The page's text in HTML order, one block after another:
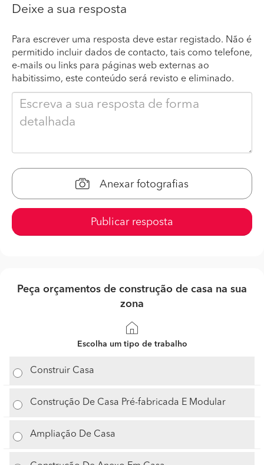
Deixe a sua resposta
Para escrever uma resposta deve estar registado. Não é
permitido incluir dados de contacto, tais como telefone,
e-mails ou links para páginas web externas ao
habitissimo, este conteúdo será revisto e eliminado.
Anexar fotografias
Publicar resposta
Peça orçamentos de construção de casa na sua
zona
Escolha um tipo de trabalho
Construir Casa
Construção De Casa Pré-fabricada E Modular
Ampliação De Casa